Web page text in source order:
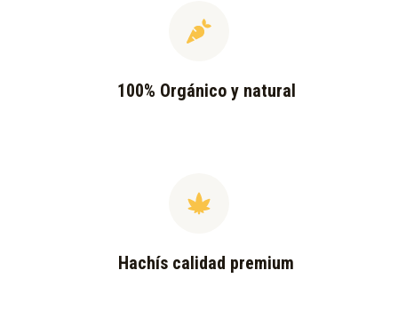
100% Orgánico y natural
Hachís calidad premium